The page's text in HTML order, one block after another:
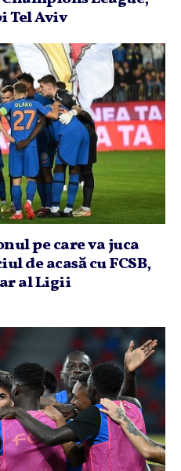
Tel Aviv
pe care va juca
de acasă cu FCSB,
al Ligii